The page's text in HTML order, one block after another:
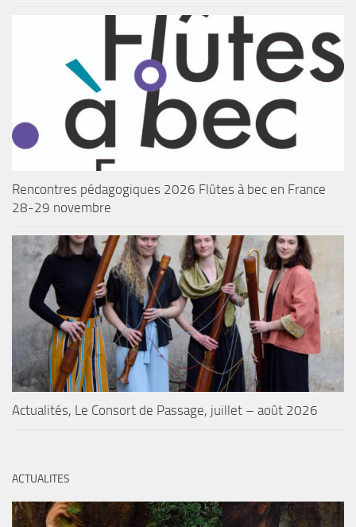
Rencontres pédagogiques 2026 Flûtes à bec en France
28-29 novembre
Actualités, Le Consort de Passage, juillet – août 2026
ACTUALITES